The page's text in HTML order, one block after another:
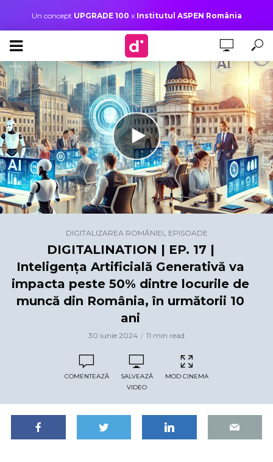
Un concept UPGRADE 100 x Institutul ASPEN România
DIGITALIZAREA ROMÂNIEI, EPISOADE
DIGITALINATION | EP. 17 |
Inteligența Artificială Generativă va
impacta peste 50% dintre locurile de
muncă din România, în următorii 10
ani
30 iunie 2024 11 min read
COMENTEAZĂ
SALVEAZĂ
VIDEO
MOD CINEMA